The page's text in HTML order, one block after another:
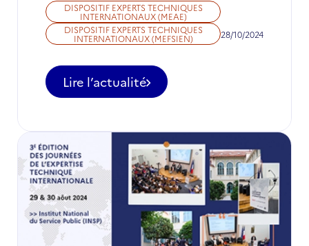
DISPOSITIF EXPERTS TECHNIQUES
INTERNATIONAUX (MEAE)
DISPOSITIF EXPERTS TECHNIQUES
INTERNATIONAUX (MEFSIEN) 28/10/2024
Lire l’actualité
-
Appel
candidatures
pour
postes
d'ETI
à
ne
pas